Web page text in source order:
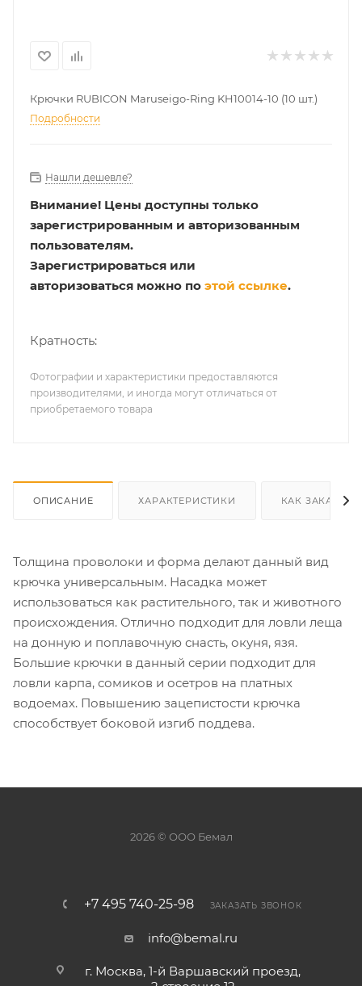
Крючки RUBICON Maruseigo-Ring KH10014-10 (10 шт.)
Подробности
Нашли дешевле?
Внимание! Цены доступны только
зарегистрированным и авторизованным
пользователям.
Зарегистрироваться или
авторизоваться можно по этой ссылке.
Кратность:
Фотографии и характеристики предоставляются
производителями, и иногда могут отличаться от
приобретаемого товара
ОПИСАНИЕ ХАРАКТЕРИСТИКИ КАК ЗАКАЗАТЬ
Толщина проволоки и форма делают данный вид
крючка универсальным. Насадка может
использоваться как растительного, так и животного
происхождения. Отлично подходит для ловли леща
на донную и поплавочную снасть, окуня, язя.
Большие крючки в данный серии подходит для
ловли карпа, сомиков и осетров на платных
водоемах. Повышению зацепистости крючка
способствует боковой изгиб поддева.
2026 © ООО Бемал
+7 495 740-25-98 ЗАКАЗАТЬ ЗВОНОК
info@bemal.ru
г. Москва, 1-й Варшавский проезд,